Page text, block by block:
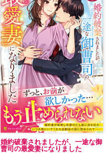
婚約破棄されましたが、一途な御
曹司の最愛妻になりました